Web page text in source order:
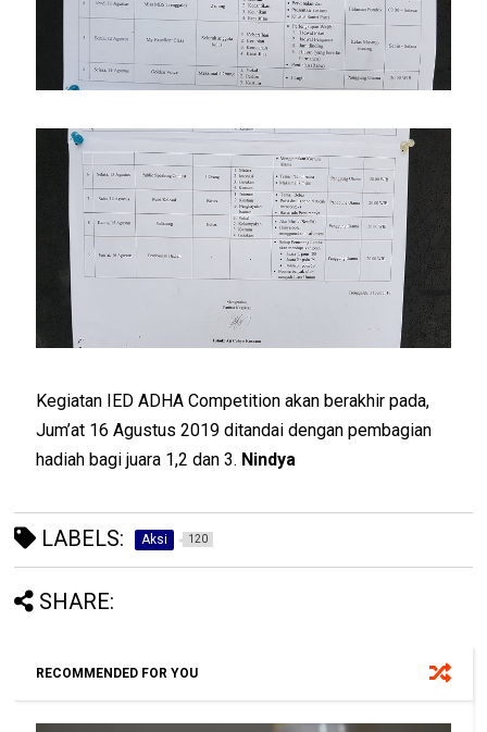
Kegiatan IED ADHA Competition akan berakhir pada,
Jum’at 16 Agustus 2019 ditandai dengan pembagian
hadiah bagi juara 1,2 dan 3. Nindya
LABELS: Aksi 120
SHARE:
RECOMMENDED FOR YOU